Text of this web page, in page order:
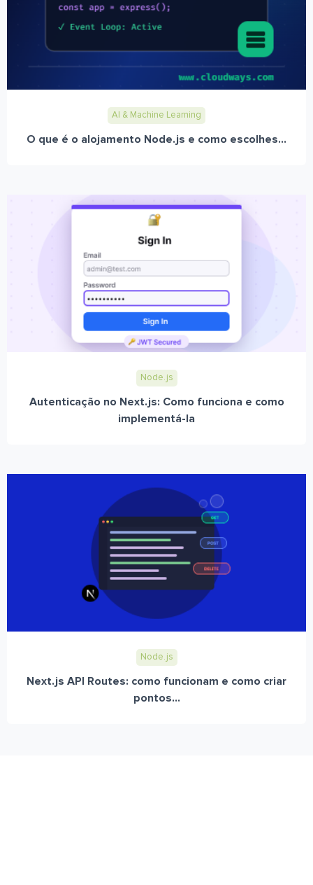
AI & Machine Learning
O que é o alojamento Node.js e como escolhes...
Node.js
Autenticação no Next.js: Como funciona e como
implementá-la
Node.js
Next.js API Routes: como funcionam e como criar
pontos...